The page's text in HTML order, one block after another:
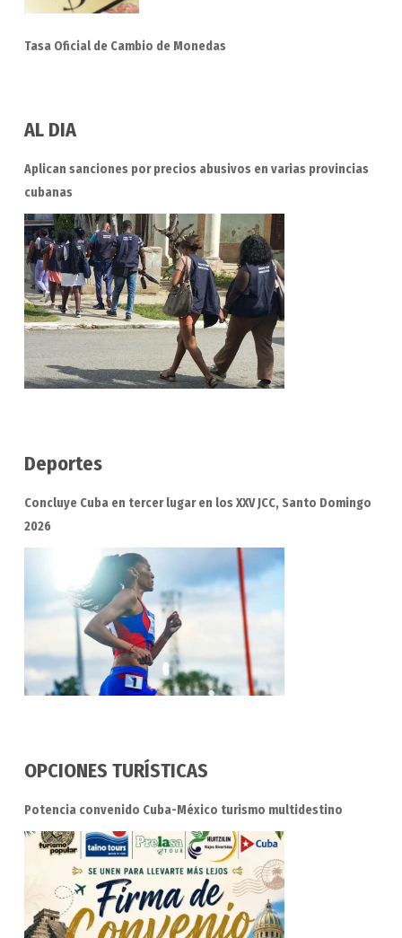
Tasa Oficial de Cambio de Monedas
AL DIA
Aplican sanciones por precios abusivos en varias provincias
cubanas
Deportes
Concluye Cuba en tercer lugar en los XXV JCC, Santo Domingo
2026
OPCIONES TURÍSTICAS
Potencia convenido Cuba-México turismo multidestino